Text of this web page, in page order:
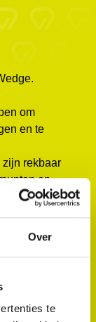
Over
te
om
en te
zijn rekbaar
en
bevat een
de
dat
de